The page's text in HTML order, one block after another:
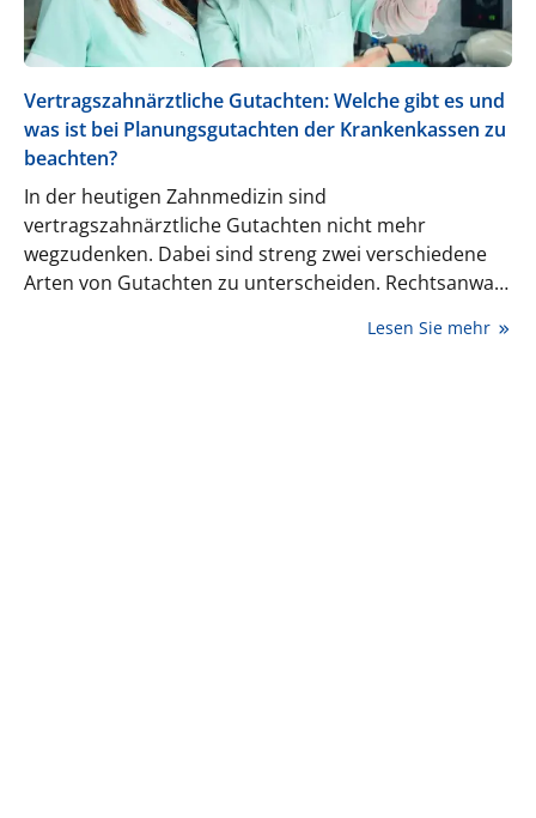
Vertragszahnärztliche Gutachten: Welche gibt es und
was ist bei Planungsgutachten der Krankenkassen zu
beachten?
In der heutigen Zahnmedizin sind
vertragszahnärztliche Gutachten nicht mehr
wegzudenken. Dabei sind streng zwei verschiedene
Arten von Gutachten zu unterscheiden. Rechtsanwalt
Planungsgutachten der Krankenkassen genauer ein.
Lesen Sie mehr